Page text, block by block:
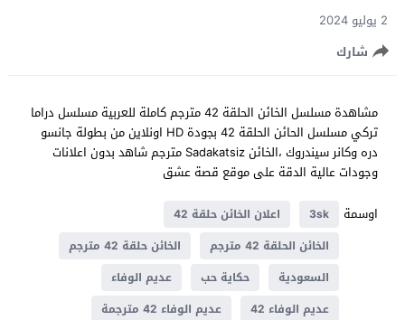
2 يوليو 2024
شارك
مشاهدة مسلسل الخائن الحلقة 42 مترجم كاملة للعربية مسلسل دراما
تركي مسلسل الحائن الحلقة 42 بجودة HD اونلاين من بطولة جانسو
دره وكانر سيندروك ،الخائن Sadakatsiz مترجم شاهد بدون اعلانات
وجودات عالية الدقة على موقع قصة عشق
اوسمة
3sk
اعلان الخائن حلقة 42
الخائن الحلقة 42 مترجم
الخائن حلقة 42 مترجم
السعودية
حكاية حب
عديم الوفاء
عديم الوفاء 42
عديم الوفاء 42 مترجمة